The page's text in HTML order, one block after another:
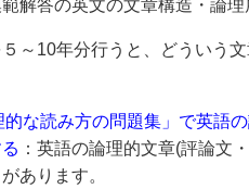
解答の英文の文章構造・論理
～10年分行うと、どういう
的な読み方の問題集」で英語
：英語の論理的文章(評論文
あります。